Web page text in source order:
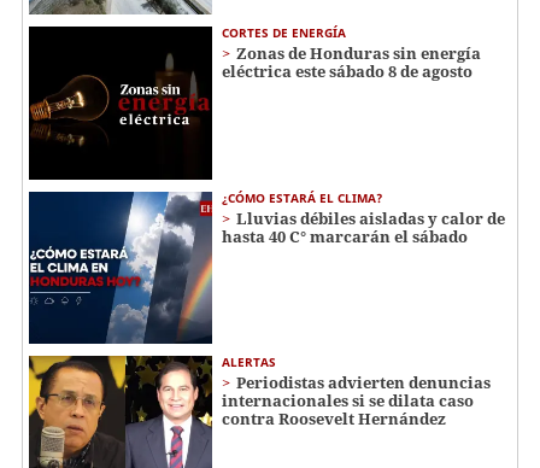
CORTES DE ENERGÍA
Zonas de Honduras sin energía
eléctrica este sábado 8 de agosto
¿CÓMO ESTARÁ EL CLIMA?
Lluvias débiles aisladas y calor de
hasta 40 C° marcarán el sábado
ALERTAS
Periodistas advierten denuncias
internacionales si se dilata caso
contra Roosevelt Hernández